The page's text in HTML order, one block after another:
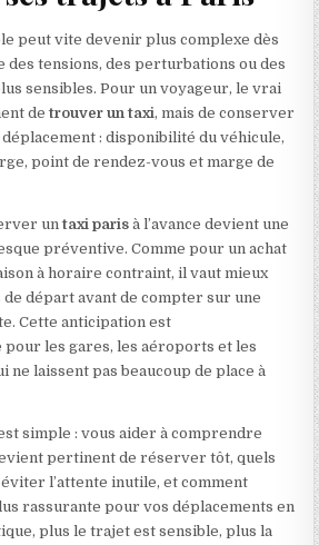
peut vite devenir plus complexe dès
des tensions, des perturbations ou des
sensibles. Pour un voyageur, le vrai
detrouver un taxi, mais de conserver
: disponibilité du véhicule,
point de rendez-vous et marge de
untaxi paris à l’avance devient une
préventive. Comme pour un achat
à horaire contraint, il vaut mieux
départ avant de compter sur une
Cette anticipation est
les gares, les aéroports et les
ne laissent pas beaucoup de place à
simple : vous aider à comprendre
pertinent de réserver tôt, quels
l’attente inutile, et comment
rassurante pour vos déplacements en
plus le trajet est sensible, plus la